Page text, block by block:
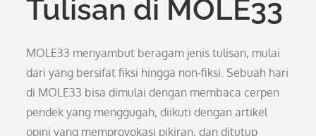
Tulisan di MOLE33
MOLE33 menyambut beragam jenis tulisan, mulai
dari yang bersifat fiksi hingga non-fiksi. Sebuah hari
di MOLE33 bisa dimulai dengan membaca cerpen
pendek yang menggugah, diikuti dengan artikel
opini yang memprovokasi pikiran, dan ditutup